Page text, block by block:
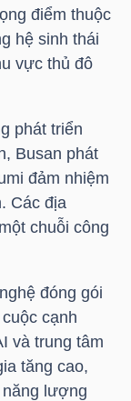
điểm thuộc
hệ sinh thái
vực thủ đô
phát triển
Busan phát
đảm nhiệm
Các địa
chuỗi công
đóng gói
cạnh
và trung tâm
tăng cao,
năng lượng